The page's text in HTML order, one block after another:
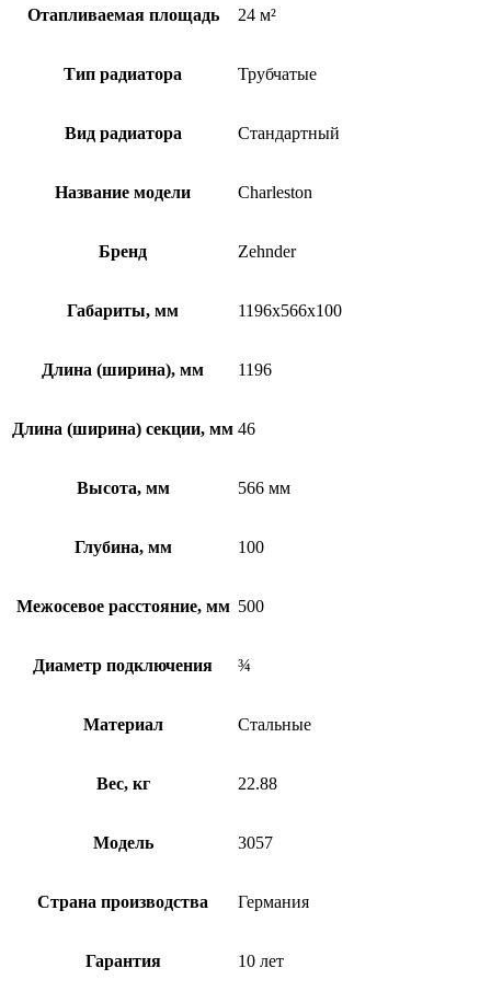
Отапливаемая площадь 24 м²
Тип радиатора Трубчатые
Вид радиатора Стандартный
Название модели Charleston
Бренд Zehnder
Габариты, мм 1196x566x100
Длина (ширина), мм 1196
Длина (ширина) секции, мм 46
Высота, мм 566 мм
Глубина, мм 100
Межосевое расстояние, мм 500
Диаметр подключения ¾
Материал Стальные
Вес, кг 22.88
Модель 3057
Страна производства Германия
Гарантия 10 лет